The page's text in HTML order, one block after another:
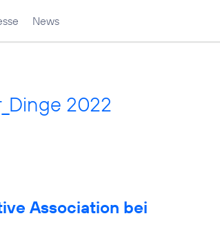
News
2022
Association bei